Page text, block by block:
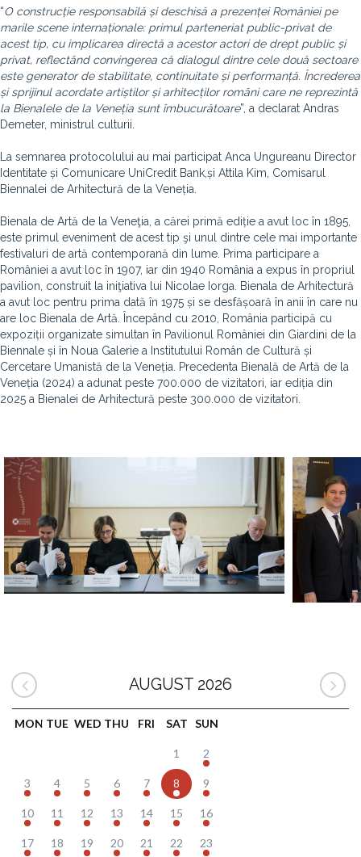
“O construcție responsabilă și deschisă a prezenței României pe
marile scene internaționale: primul parteneriat public-privat de
acest tip, cu implicarea directă a acestor actori de drept public și
privat, reflectând convingerea că dialogul dintre cele două sectoare
este generator de stabilitate, continuitate și performanță. Încrederea
și sprijinul acordate artiștilor și arhitecților români care ne reprezintă
la Bienalele de la Veneția sunt îmbucurătoare”, a declarat Andras
Demeter, ministrul culturii.
La semnarea protocolului au mai participat Anca Ungureanu Director
Identitate și Comunicare UniCredit Bank,și Attila Kim, Comisarul
Biennalei de Arhitectură de la Veneția.
Bienala de Artă de la Veneţia, a cărei primă ediție a avut loc în 1895,
este primul eveniment de acest tip şi unul dintre cele mai importante
festivaluri de artă contemporană din lume. Prima participare a
României a avut loc în 1907, iar din 1940 România a expus în propriul
pavilion, construit la iniţiativa lui Nicolae Iorga. Bienala de Arhitectură
a avut loc pentru prima dată în 1975 și se desfășoară în anii în care nu
are loc Bienala de Artă. Începând cu 2010, România participă cu
expoziții organizate simultan în Pavilionul României din Giardini de la
Biennale și în Noua Galerie a Institutului Român de Cultură și
Cercetare Umanistă de la Veneția. Precedenta Bienală de Artă de la
Veneția (2024) a adunat peste 700.000 de vizitatori, iar ediția din
2025 a Bienalei de Arhitectură peste 300.000 de vizitatori.
AUGUST 2026
MON TUE WED THU FRI SAT SUN
1 2
3 4 5 6 7 8 9
10 11 12 13 14 15 16
17 18 19 20 21 22 23